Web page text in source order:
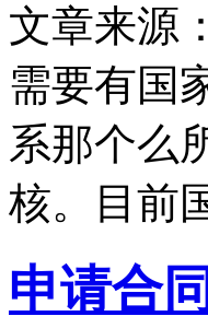
文章来源
需要有国
系那个么
核。目前
申请合